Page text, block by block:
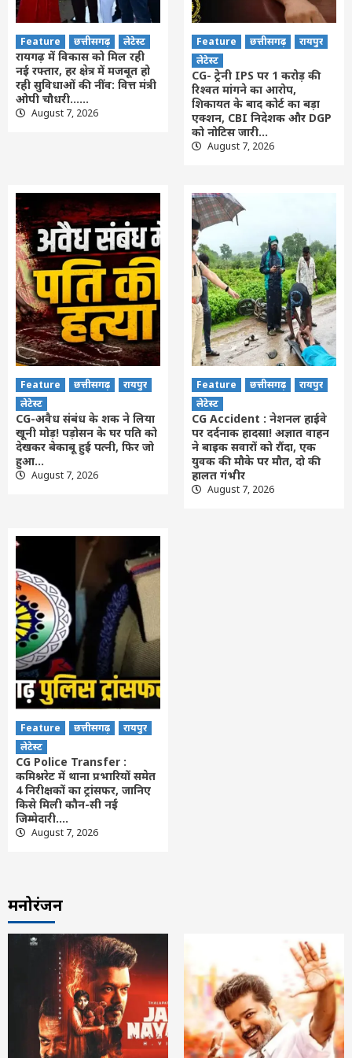
Feature छत्तीसगढ़ लेटेस्ट
रायगढ़ में विकास को मिल रही
नई रफ्तार, हर क्षेत्र में मजबूत हो
रही सुविधाओं की नींव: वित्त मंत्री
ओपी चौधरी……
August 7, 2026
Feature छत्तीसगढ़
रायपुर
लेटेस्ट
CG- ट्रेनी IPS पर 1 करोड़ की
रिश्वत मांगने का आरोप,
शिकायत के बाद कोर्ट का बड़ा
एक्शन, CBI निदेशक और DGP
को नोटिस जारी…
August 7, 2026
Feature छत्तीसगढ़
रायपुर
लेटेस्ट
CG-अवैध संबंध के शक ने लिया
खूनी मोड़! पड़ोसन के घर पति को
देखकर बेकाबू हुई पत्नी, फिर जो
हुआ…
August 7, 2026
Feature छत्तीसगढ़
रायपुर
लेटेस्ट
CG Accident : नेशनल हाईवे
पर दर्दनाक हादसा! अज्ञात वाहन
ने बाइक सवारों को रौंदा, एक
युवक की मौके पर मौत, दो की
हालत गंभीर
August 7, 2026
Feature छत्तीसगढ़
रायपुर
लेटेस्ट
CG Police Transfer :
कमिश्नरेट में थाना प्रभारियों समेत
4 निरीक्षकों का ट्रांसफर, जानिए
किसे मिली कौन-सी नई
जिम्मेदारी….
August 7, 2026
मनोरंजन